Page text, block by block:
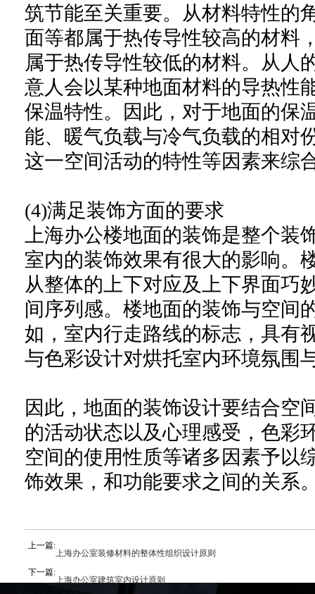
筑节能至关重要。从材料特性的
面等都属于热传导性较高的材料
属于热传导性较低的材料。从人
意人会以某种地面材料的导热性
保温特性。因此，对于地面的保
能、暖气负载与冷气负载的相对
这一空间活动的特性等因素来综
(4)满足装饰方面的要求
上海办公楼地面的装饰是整个
室内的装饰效果有很大的影响。
从整体的上下对应及上下界面巧
间序列感。楼地面的装饰与空间
如，室内行走路线的标志，具有
与色彩设计对烘托室内环境氛围
因此，地面的装饰设计要结合空
的活动状态以及心理感受，色彩
空间的使用性质等诸多因素予以
饰效果，和功能要求之间的关系
上一篇:上海办公室装修材料的整体性组织设计原则
下一篇:上海办公室建筑室内设计原则